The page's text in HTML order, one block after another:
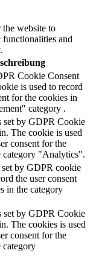
the website to
functionalities and
Cookie Consent
is used to record
for the cookies in
category .
set by GDPR Cookie
The cookie is used
consent for the
category "Analytics".
by GDPR cookie
the user consent
in the category
set by GDPR Cookie
The cookies is used
consent for the
category